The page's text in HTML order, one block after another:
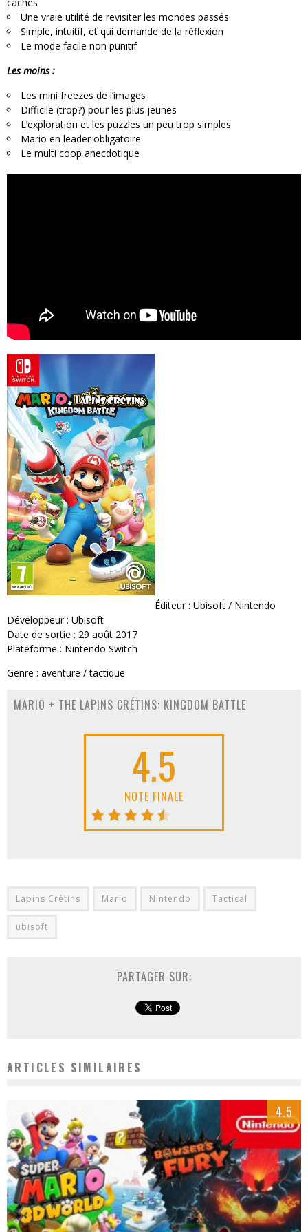
Une vraie utilité de revisiter les mondes passés
Simple, intuitif, et qui demande de la réflexion
Le mode facile non punitif
Les moins :
Les mini freezes de l’images
Difficile (trop?) pour les plus jeunes
L’exploration et les puzzles un peu trop simples
Mario en leader obligatoire
Le multi coop anecdotique
Éditeur : Ubisoft / Nintendo
Développeur : Ubisoft
Date de sortie : 29 août 2017
Plateforme : Nintendo Switch
Genre : aventure / tactique
MARIO + THE LAPINS CRÉTINS: KINGDOM BATTLE
4.5
NOTE FINALE
Lapins Crétins Mario Nintendo Tactical
ubisoft
PARTAGER SUR:
ARTICLES SIMILAIRES
4.5